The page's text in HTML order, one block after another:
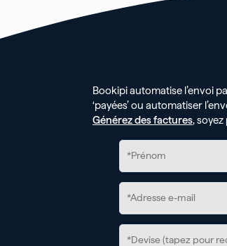
Bookipi automatise l’envoi
‘payées’ ou automatiser
Générez des factures, soyez